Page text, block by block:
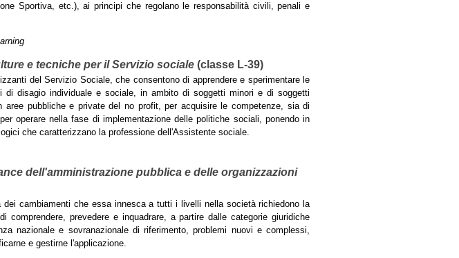
Sportiva, etc.), ai principi che regolano le responsabilità civili, penali e
e tecniche per il Servizio sociale(classe L-39)
del Servizio Sociale, che consentono di apprendere e sperimentare le
di disagio individuale e sociale, in ambito di soggetti minori e di soggetti
aree pubbliche e private del no profit, per acquisire le competenze, sia di
operare nella fase di implementazione delle politiche sociali, ponendo in
che caratterizzano la professione dell'Assistente sociale.
dell'amministrazione pubblica e delle organizzazioni
dei cambiamenti che essa innesca a tutti i livelli nella società richiedono la
comprendere, prevedere e inquadrare, a partire dalle categorie giuridiche
nazionale e sovranazionale di riferimento, problemi nuovi e complessi,
e gestirne l'applicazione.